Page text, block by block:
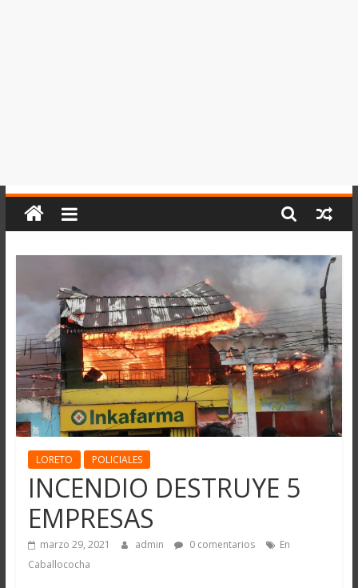
LORETO POLICIALES
INCENDIO DESTRUYE 5
EMPRESAS
marzo 29, 2021 admin 0 comentarios
En
Caballococha